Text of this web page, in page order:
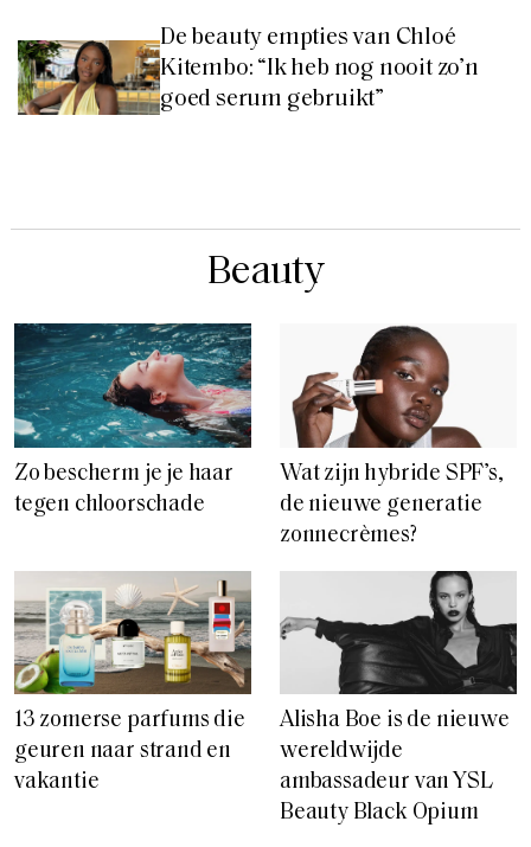
De beauty empties van Chloé
Kitembo: “Ik heb nog nooit zo’n
goed serum gebruikt”
Beauty
Zo bescherm je je haar
tegen chloorschade
Wat zijn hybride SPF’s,
de nieuwe generatie
zonnecrèmes?
13 zomerse parfums die
geuren naar strand en
vakantie
Alisha Boe is de nieuwe
wereldwijde
ambassadeur van YSL
Beauty Black Opium